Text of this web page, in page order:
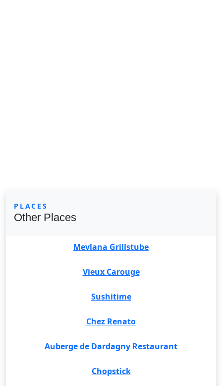
PLACES
Other Places
Mevlana Grillstube
Vieux Carouge
Sushitime
Chez Renato
Auberge de Dardagny Restaurant
Chopstick